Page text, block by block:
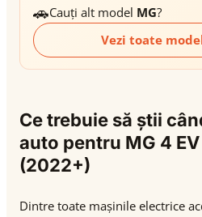
🚗Cauți alt model MG?
Vezi toate
Ce trebuie să știi
auto pentru MG 4
(2022+)
Dintre toate mașinile electrice